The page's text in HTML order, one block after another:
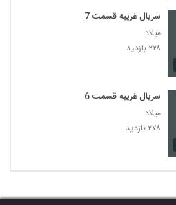
سریال غریبه قسمت 7
میلاد
۲۲۸ بازدید
سریال غریبه قسمت 6
میلاد
۲۷۸ بازدید